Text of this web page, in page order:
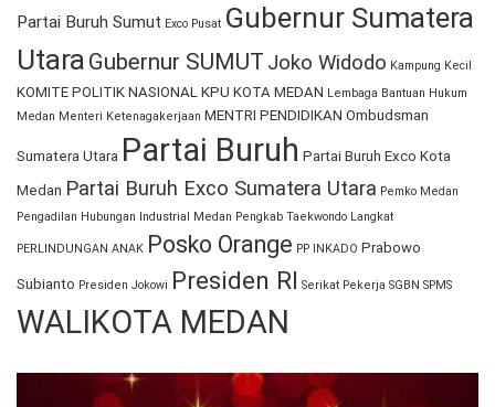
Partai Buruh Sumut Exco Pusat Gubernur Sumatera
Utara Gubernur SUMUT Joko Widodo Kampung Kecil
KOMITE POLITIK NASIONAL KPU KOTA MEDAN Lembaga Bantuan Hukum
Medan Menteri Ketenagakerjaan MENTRI PENDIDIKAN Ombudsman
Sumatera Utara Partai Buruh Partai Buruh Exco Kota
Medan Partai Buruh Exco Sumatera Utara Pemko Medan
Pengadilan Hubungan Industrial Medan Pengkab Taekwondo Langkat
PERLINDUNGAN ANAK Posko Orange PP INKADO Prabowo
Subianto Presiden Jokowi Presiden RI Serikat Pekerja SGBN SPMS
WALIKOTA MEDAN